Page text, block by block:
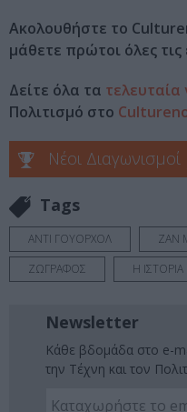
Ακολουθήστε το
μάθετε πρώτοι όλες τις
Δείτε όλα τα τελευταία
Πολιτισμό στο
Νέοι Διαγωνισμοί
Tags
ΑΝΤΙ ΓΟΥΟΡΧΟΛ ΖΑΝ
ΖΩΓΡΑΦΟΣ
Η
Newsletter
Κάθε βδομάδα στο e-
την Τέχνη και τον